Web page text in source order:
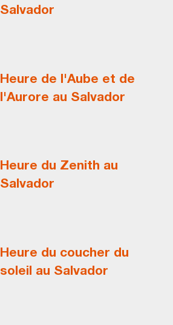
Salvador
Heure de l'Aube et de
l'Aurore au Salvador
Heure du Zenith au
Salvador
Heure du coucher du
soleil au Salvador